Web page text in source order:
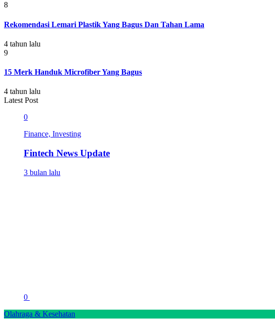
8
Rekomendasi Lemari Plastik Yang Bagus Dan Tahan Lama
4 tahun lalu
9
15 Merk Handuk Microfiber Yang Bagus
4 tahun lalu
Latest Post
0
Finance, Investing
Fintech News Update
3 bulan lalu
0
Olahraga & Kesehatan